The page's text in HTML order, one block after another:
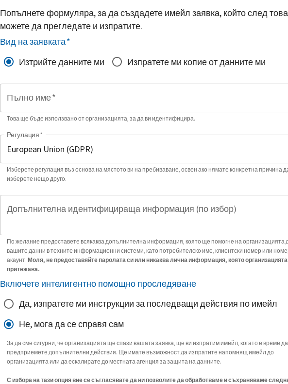
Попълнете формуляра, за да създадете имейл заявка, който след това
можете да прегледате и изпратите.
Вид на заявката*
Изтрийте данните ми
Изпратете ми копие от данните ми
Пълно име*
Това ще бъде използвано от организацията, за да ви идентифицира.
Регулация *
Изберете регулация въз основа на мястото ви на пребиваване, освен ако нямате конкретна причина
изберете нещо друго.
Допълнителна идентифицираща информация (по избор)
По желание предоставете всякаква допълнителна информация, която ще помогне на организацията
вашите данни в техните информационни системи, като потребителско име, клиентски номер или
акаунт. Моля, не предоставяйте паролата си или никаква лична информация, която организацията
притежава.
Включете интелигентно помощно проследяване
Да, изпратете ми инструкции за последващи действия по имейл
Не, мога да се справя сам
За да сме сигурни, че организацията ще спази вашата заявка, ще ви изпратим имейл, когато е време да
предприемете допълнителни действия. Ще имате възможност да изпратите напомнящ имейл до
организацията или да ескалирате до местната агенция за защита на данните.
С избора на тази опция вие се съгласявате да ни позволите да обработваме и съхраняваме